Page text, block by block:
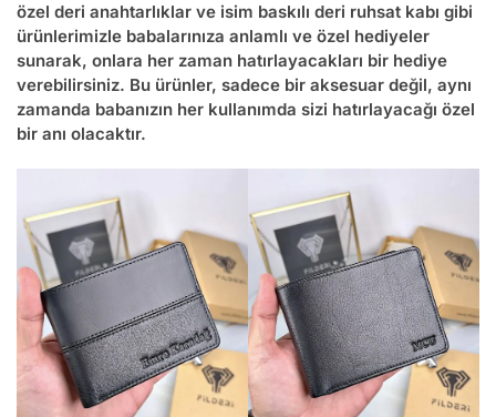
özel deri anahtarlıklar ve isim baskılı deri ruhsat kabı gibi
ürünlerimizle babalarınıza anlamlı ve özel hediyeler
sunarak, onlara her zaman hatırlayacakları bir hediye
verebilirsiniz. Bu ürünler, sadece bir aksesuar değil, aynı
zamanda babanızın her kullanımda sizi hatırlayacağı özel
bir anı olacaktır.